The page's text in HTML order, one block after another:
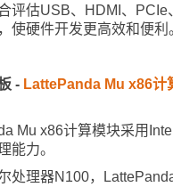
评估USB、HDMI、
使硬件开发更高效和便利
- LattePanda Mu x86计
Mu x86计算模块采用
能力。
处理器N100，